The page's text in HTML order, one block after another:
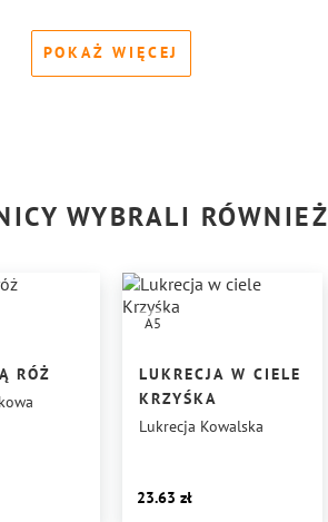
POKAŻ WIĘCEJ
WYBRALI RÓWNIEŻ
RÓŻ
A5
LUKRECJA W CIELE
KRZYŚKA
Lukrecja Kowalska
23.63